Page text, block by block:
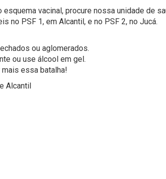
vacinal, procure nossa unidade de
no PSF 1, em Alcantil, e no PSF 2, no Jucá.
ou aglomerados.
ou use álcool em gel.
essa batalha!
Alcantil